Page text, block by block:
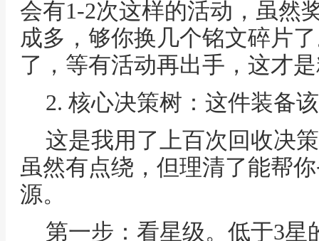
会有1-2次这样的活动，虽然
成多，够你换几个铭文碎片
了，等有活动再出手，这才
2. 核心决策树：这件装备
这是我用了上百次回收决
虽然有点绕，但理清了能帮
源。
第一步：看星级。低于3